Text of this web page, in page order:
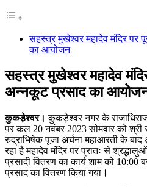
सहस्त्र मुखेश्वर महादेव मंदिर पर
का आयोजन
सहस्त्र मुखेश्वर महादेव
अन्नकूट प्रसाद का
कुकड़ेश्वर। कुकड़ेश्वर नगर के
पर कल 20 नवंबर 2023 सोमवार को
रुद्राभिषेक पूजा अर्चना महाआरती के
रहा है महादेव मंदिर पर प्रातः से
प्रसादी वितरण का कार्य शाम को
प्रसाद का वितरण किया गया ।